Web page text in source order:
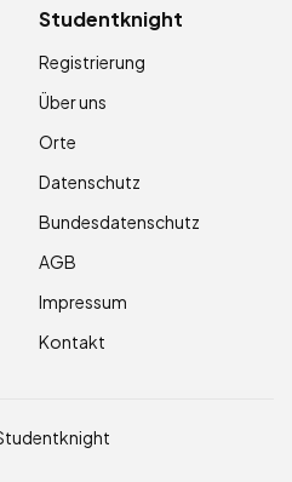
Studentknight
Registrierung
Über uns
Orte
Datenschutz
Bundesdatenschutz
AGB
Impressum
Kontakt